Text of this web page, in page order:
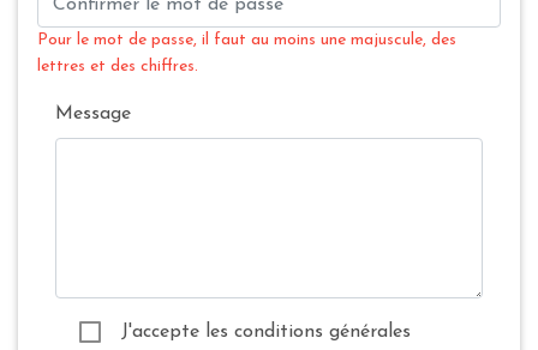
Pour le mot de passe, il faut au moins une majuscule, des
lettres et des chiffres.
Message
J'accepte les conditions générales